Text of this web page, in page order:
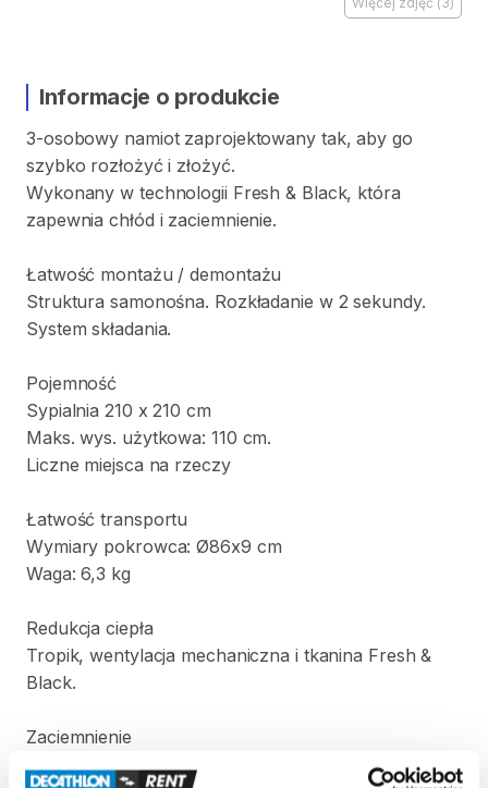
Informacje o produkcie
3-osobowy namiot zaprojektowany tak​,​ aby go
szybko rozłożyć i złożyć.
Wykonany w technologii Fresh & Black​,​ która
zapewnia chłód i zaciemnienie.
Łatwość montażu ​/​ demontażu
Struktura samonośna. Rozkładanie w 2 sekundy.
System składania.
Pojemność
Sypialnia 210 x 210 cm
Maks. wys. użytkowa: 110 cm.
Liczne miejsca na rzeczy
Łatwość transportu
Wymiary pokrowca: Ø86x9 cm
Waga: 6​,​3 kg
Redukcja ciepła
Tropik​,​ wentylacja mechaniczna i tkanina Fresh &
Black.
Zaciemnienie
Opatentowana tkanina słoneczne.